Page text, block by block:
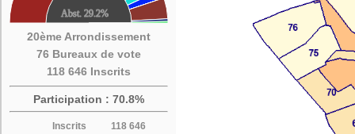
20ème Arrondissement
76 Bureaux de vote
118 646 Inscrits
Participation : 70.8%
Inscrits
118 646